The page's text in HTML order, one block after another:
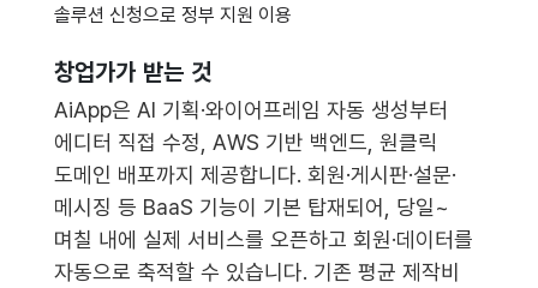
솔루션 신청으로 정부 지원 이용
창업가가 받는 것
AiApp은 AI 기획·와이어프레임 자동 생성부터
에디터 직접 수정, AWS 기반 백엔드, 원클릭
도메인 배포까지 제공합니다. 회원·게시판·설문·
메시징 등 BaaS 기능이 기본 탑재되어, 당일~
며칠 내에 실제 서비스를 오픈하고 회원·데이터를
자동으로 축적할 수 있습니다. 기존 평균 제작비